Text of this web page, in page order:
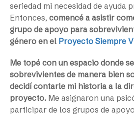
seriedad mi necesidad de ayuda
Entonces, comencé a asistir
grupo de apoyo para
género en el Proyecto Siempre
Me topé con un espacio donde
sobrevivientes de manera bien
decidí contarle mi historia a la
proyecto. Me asignaron una
participar de los grupos de